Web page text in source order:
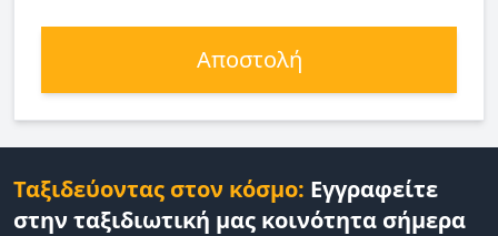
Αποστολή
Ταξιδεύοντας στον κόσμο: Εγγραφείτε
στην ταξιδιωτική μας κοινότητα σήμερα